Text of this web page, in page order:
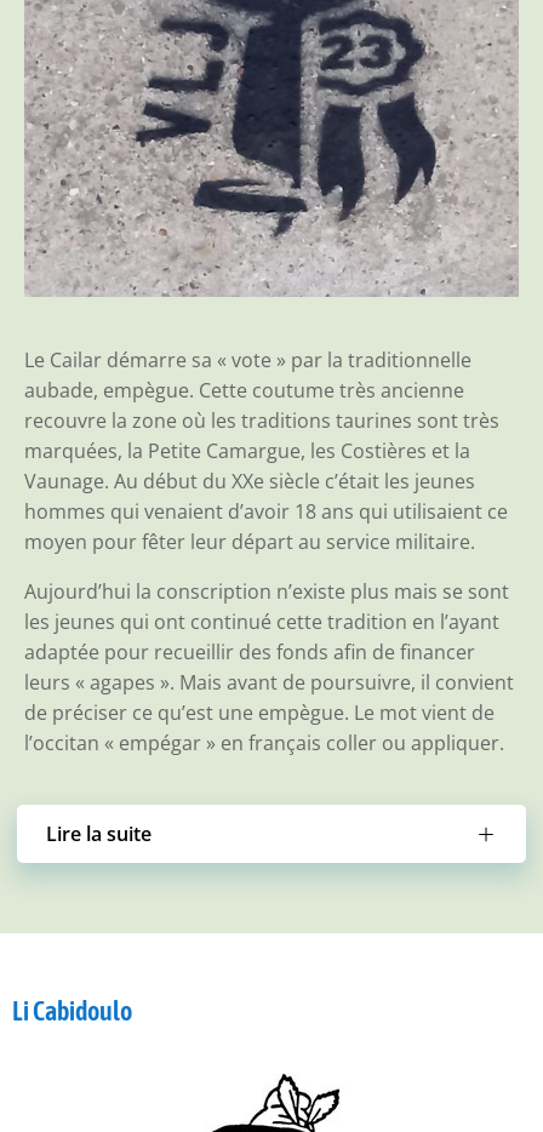
Le Cailar démarre sa « vote » par la traditionnelle
aubade, empègue. Cette coutume très ancienne
recouvre la zone où les traditions taurines sont très
marquées, la Petite Camargue, les Costières et la
Vaunage. Au début du XXe siècle c’était les jeunes
hommes qui venaient d’avoir 18 ans qui utilisaient ce
moyen pour fêter leur départ au service militaire.
Aujourd’hui la conscription n’existe plus mais se sont
les jeunes qui ont continué cette tradition en l’ayant
adaptée pour recueillir des fonds afin de financer
leurs « agapes ». Mais avant de poursuivre, il convient
de préciser ce qu’est une empègue. Le mot vient de
l’occitan « empégar » en français coller ou appliquer.
Lire la suite
Li Cabidoulo